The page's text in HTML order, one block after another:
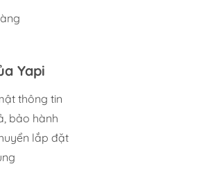
Yapi
thông tin
bảo hành
lắp đặt